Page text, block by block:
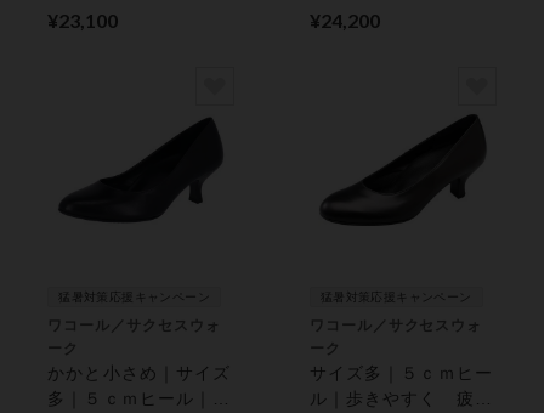
きやすく 疲れにくい
¥23,100
パンプス
¥24,200
猛暑対策応援キャンペーン
ワコール／サクセスウォ
ーク
かかと小さめ｜サイズ
多｜５ｃｍヒール｜歩
猛暑対策応援キャンペーン
ワコール／サクセスウォ
ーク
サイズ多｜５ｃｍヒー
ル｜歩きやすく 疲れ